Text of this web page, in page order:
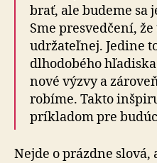
brať, ale budeme sa
Sme presvedčení,
udržateľnej. Jedine
dlhodobého
nové výzvy a
robíme. Takto
príkladom pre
Nejde o prázdne